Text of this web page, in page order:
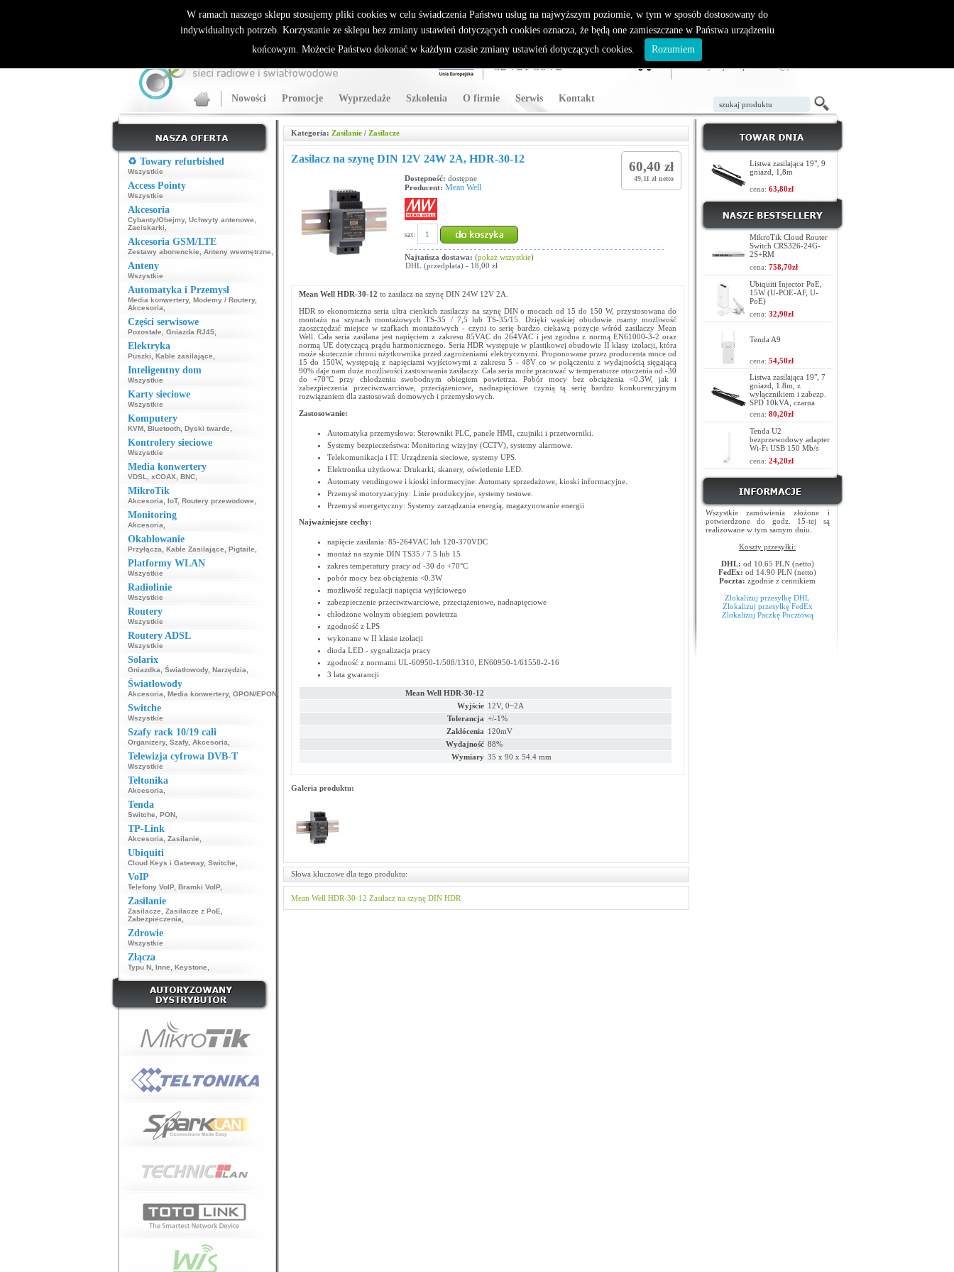
ALLNET.PL Sieci bezprzewodowe - generalny dystrybutor Sparklan
Nowości Promocje Wyprzedaże Szkolenia O firmie Serwis Kontakt
WSPARCIE TECHNICZNE
32 721 86 72
TWÓJ KOSZYK
W koszyku jest 0 produktów(y)
ZAŁÓŻ KONTO LOGOWANIE
♻️ Towary refurbished
Wszystkie
Access Pointy
Wszystkie
Akcesoria
Cybanty/Obejmy, Uchwyty antenowe
Zaciskarki
Akcesoria GSM/LTE
Zestawy abonenckie Anteny wewnętrzne
Anteny
Wszystkie
Automatyka i Przemysł
Media konwertery, Modemy / Routery,
Akcesoria
Części serwisowe
Pozostałe Gniazda RJ45,
Elektryka
Puszki Kable zasilające
Inteligentny dom
Wszystkie
Karty sieciowe
Wszystkie
Komputery
KVM, Bluetooth, Dyski twarde
Kontrolery sieciowe
Wszystkie
Media konwertery
VDSL xCOAX BNC,
MikroTik
Akcesoria IoT, Routery przewodowe
Monitoring
Akcesoria
Okablowanie
Przyłącza Kable Zasilające Pigtaile
Platformy WLAN
Wszystkie
Radiolinie
Wszystkie
Routery
Wszystkie
Routery ADSL
Wszystkie
Solarix
Gniazdka Światłowody, Narzędzia
Światłowody
Akcesoria Media konwertery, GPON/EPON,
Switche
Wszystkie
Szafy rack 10/19 cali
Organizery, Szafy, Akcesoria
Telewizja cyfrowa DVB-T
Wszystkie
Teltonika
Akcesoria
Tenda
Switche PON,
TP-Link
Akcesoria Zasilanie
Ubiquiti
Cloud Keys i Gateway, Switche
VoIP
Telefony VoIP, Bramki VoIP,
Zasilanie
Zasilacze Zasilacze z PoE
Zabezpieczenia
Zdrowie
Wszystkie
Złącza
Typu N, Inne Keystone
Kategoria: Zasilanie / Zasilacze
Zasilacz na szynę DIN 12V 24W 2A, HDR-30-12
60,40 zł
49,11 zł netto
Dostępność: dostępne
Producent: Mean Well
szt:
Najtańsza dostawa: (pokaż wszystkie)
DHL (przedpłata) - 18,00 zł
Mean Well HDR-30-12 to zasilacz na szynę DIN 24W 12V 2A.
HDR to ekonomiczna seria ultra cienkich zasilaczy na szynę DIN o mocach od 15 do 150 W, przystosowana do
montażu na szynach montażowych TS-35 / 7,5 lub TS-35/15. Dzięki wąskiej obudowie mamy możliwość
zaoszczędzić miejsce w szafkach montażowych - czyni to serię bardzo ciekawą pozycje wśród zasilaczy Mean
Well. Cała seria zasilana jest napięciem z zakresu 85VAC do 264VAC i jest zgodna z normą EN61000-3-2 oraz
normą UE dotyczącą prądu harmonicznego. Seria HDR występuje w plastikowej obudowie II klasy izolacji, która
może skutecznie chroni użytkownika przed zagrożeniami elektrycznymi. Proponowane przez producenta moce od
15 do 150W, występują z napięciami wyjściowymi z zakresu 5 - 48V co w połączeniu z wydajnością sięgającą
90% daje nam duże możliwości zastosowania zasilaczy. Cała seria może pracować w temperaturze otoczenia od -30
do +70°C przy chłodzeniu swobodnym obiegiem powietrza. Pobór mocy bez obciążenia <0.3W, jak i
zabezpieczenia przeciwzwarciowe, przeciążeniowe, nadnapięciowe czynią tą serię bardzo konkurencyjnym
rozwiązaniem dla zastosowań domowych i przemysłowych.
Zastosowanie:
Automatyka przemysłowa: Sterowniki PLC, panele HMI, czujniki i przetworniki.
Systemy bezpieczeństwa: Monitoring wizyjny (CCTV), systemy alarmowe.
Telekomunikacja i IT: Urządzenia sieciowe, systemy UPS.
Elektronika użytkowa: Drukarki, skanery, oświetlenie LED.
Automaty vendingowe i kioski informacyjne: Automaty sprzedażowe, kioski informacyjne.
Przemysł motoryzacyjny: Linie produkcyjne, systemy testowe.
Przemysł energetyczny: Systemy zarządzania energią, magazynowanie energii
Najważniejsze cechy:
napięcie zasilania: 85-264VAC lub 120-370VDC
montaż na szynie DIN TS35 / 7.5 lub 15
zakres temperatury pracy od -30 do +70°C
pobór mocy bez obciążenia <0.3W
możliwość regulacji napięcia wyjściowego
zabezpieczenie przeciwzwarciowe, przeciążeniowe, nadnapięciowe
chłodzone wolnym obiegiem powietrza
zgodność z LPS
wykonane w II klasie izolacji
dioda LED - sygnalizacja pracy
zgodność z normami UL-60950-1/508/1310, EN60950-1/61558-2-16
3 lata gwarancji
Mean Well HDR-30-12
Wyjście 12V, 0~2A
Tolerancja +/-1%
Zakłócenia 120mV
Wydajność 88%
Wymiary 35 x 90 x 54.4 mm
Galeria produktu:
Słowa kluczowe dla tego produktu:
Mean Well HDR-30-12 Zasilacz na szynę DIN HDR
Listwa zasilająca 19", 9
gniazd, 1,8m
cena: 63,80zł
MikroTik Cloud Router
Switch CRS326-24G-
2S+RM
cena: 758,70zł
Ubiquiti Injector PoE,
15W (U-POE-AF, U-
PoE)
cena: 32,90zł
Tenda A9
cena: 54,50zł
Listwa zasilająca 19", 7
gniazd, 1.8m, z
wyłącznikiem i zabezp.
SPD 10kVA, czarna
cena: 80,20zł
Tenda U2
bezprzewodowy adapter
Wi-Fi USB 150 Mb/s
cena: 24,20zł
Wszystkie zamówienia złożone i
potwierdzone do godz. 15-tej są
realizowane w tym samym dniu.
Koszty przesyłki:
DHL: od 10.65 PLN (netto)
FedEx: od 14.90 PLN (netto)
Poczta: zgodnie z cennikiem
Zlokalizuj przesyłkę DHL
Zlokalizuj przesyłkę FedEx
Zlokalizuj Paczkę Pocztową
W ramach naszego sklepu stosujemy pliki cookies w celu świadczenia Państwu usług na najwyższym poziomie, w tym w sposób dostosowany do
indywidualnych potrzeb. Korzystanie ze sklepu bez zmiany ustawień dotyczących cookies oznacza, że będą one zamieszczane w Państwa urządzeniu
końcowym. Możecie Państwo dokonać w każdym czasie zmiany ustawień dotyczących cookies.
Rozumiem